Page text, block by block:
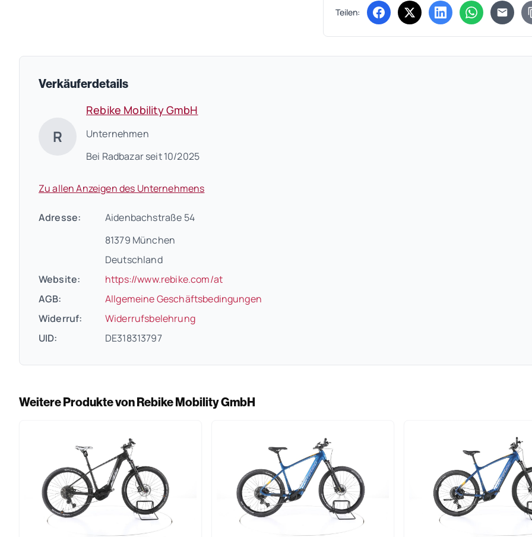
Teilen: (öffnet in neuem Tab)
(öffnet in neuem Tab)
(öffnet in neuem
(öffnet in
Verkäuferdetails
R
Rebike Mobility GmbH
Unternehmen
Bei Radbazar seit 10/2025
Zu allen Anzeigen des Unternehmens
Adresse:
Aidenbachstraße 54
81379 München
Deutschland
Website:
https://www.rebike.com/at(öffnet in neuem Tab)
AGB:
Allgemeine Geschäftsbedingungen(öffnet in neuem Tab)
Widerruf:
Widerrufsbelehrung(öffnet in neuem Tab)
UID:
DE318313797
Weitere Produkte von Rebike Mobility GmbH